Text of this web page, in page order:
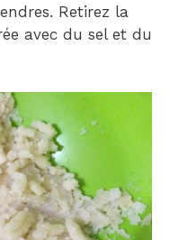
Retirez la
avec du sel et du